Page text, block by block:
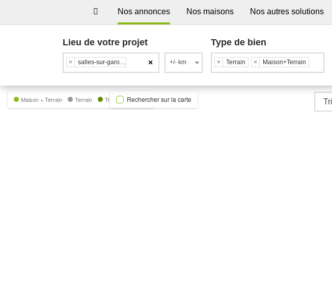
Nos annonces Nos maisons Nos autres solutions
Lieu de votre projet
×
× salles-sur-garonne +/- km
Type de bien
× Terrain × Maison+Terrain
Maison + Terrain Terrain Trecobat GreenRechercher sur la carte